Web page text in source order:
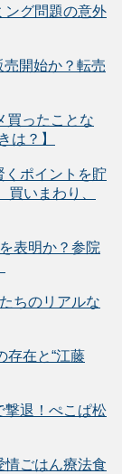
ング問題の意外
売開始か？転売
買ったことな
は？】
くポイントを貯
いまわり、
表明か？参院
ちのリアルな
存在と“江藤
撃退！ぺこぱ松
情ごはん療法食